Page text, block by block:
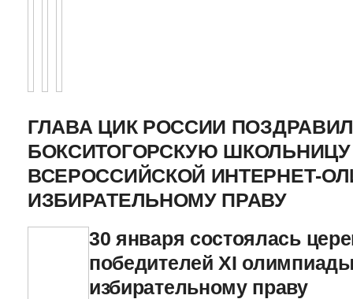
ГЛАВА ЦИК РОССИИ
БОКСИТОГОРСКУЮ
ВСЕРОССИЙСКОЙ ИНТЕРНЕТ-
ИЗБИРАТЕЛЬНОМУ ПРАВУ
30 января состоялась
победителей XI
избирательному праву